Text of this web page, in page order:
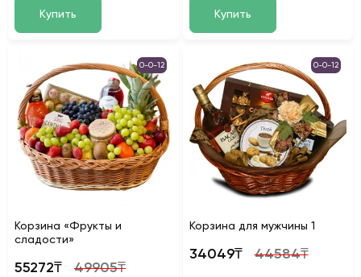
Купить Купить
0-0-12
Корзина «Фрукты и
сладости»
55272₸ 49905₸
0-0-12
Корзина для мужчины 1
34049₸ 44584₸